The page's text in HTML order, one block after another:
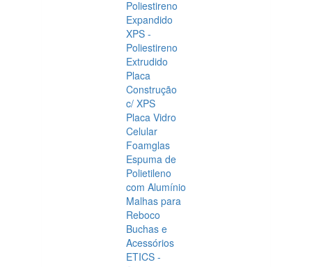
Poliestireno
Expandido
XPS -
Poliestireno
Extrudido
Placa
Construção
c/ XPS
Placa Vidro
Celular
Foamglas
Espuma de
Polietileno
com Alumínio
Malhas para
Reboco
Buchas e
Acessórios
ETICS -